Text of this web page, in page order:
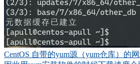
CentOS 自带的yum源（yum仓库）的